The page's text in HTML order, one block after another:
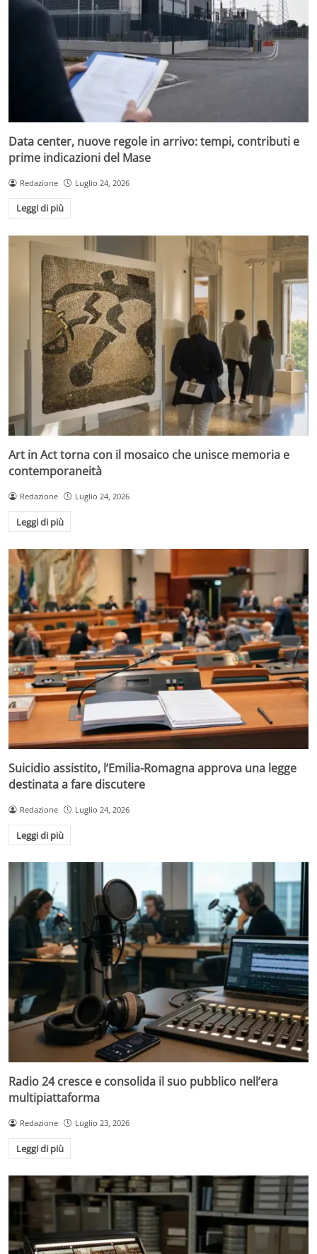
Data center, nuove regole in arrivo: tempi, contributi e
prime indicazioni del Mase
Redazione Luglio 24, 2026
Leggi di più
Art in Act torna con il mosaico che unisce memoria e
contemporaneità
Redazione Luglio 24, 2026
Leggi di più
Suicidio assistito, l’Emilia-Romagna approva una legge
destinata a fare discutere
Redazione Luglio 24, 2026
Leggi di più
Radio 24 cresce e consolida il suo pubblico nell’era
multipiattaforma
Redazione Luglio 23, 2026
Leggi di più